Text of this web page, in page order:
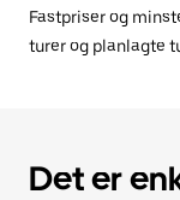
Fastpriser og
turer og planlagte
Det er